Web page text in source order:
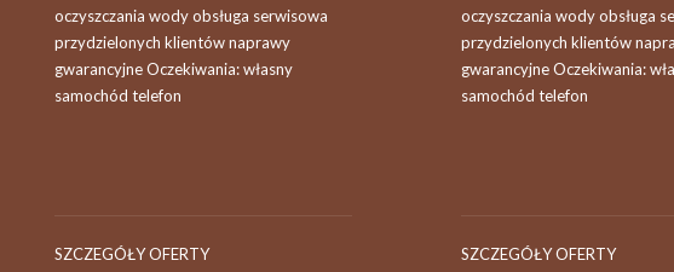
oczyszczania wody obsługa serwisowa
przydzielonych klientów naprawy
gwarancyjne Oczekiwania: własny
samochód telefon
SZCZEGÓŁY OFERTY
oczyszczania wody obsługa
przydzielonych klientów
gwarancyjne Oczekiwania:
samochód telefon
SZCZEGÓŁY OFERTY